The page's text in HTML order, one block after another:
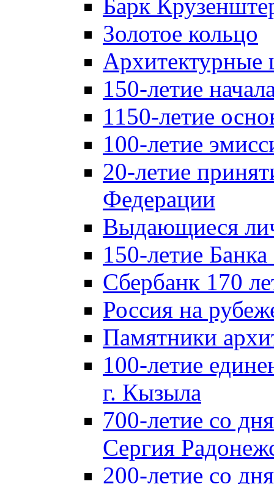
Барк
Золотое кольцо
Архитектурные
150-летие
1150-летие
100-летие
20-летие
Федерации
Выдающиеся
150-летие
Сбербанк 170
Россия на
Памятники
100-летие
г. Кызыла
700-летие со
Сергия
200-летие со